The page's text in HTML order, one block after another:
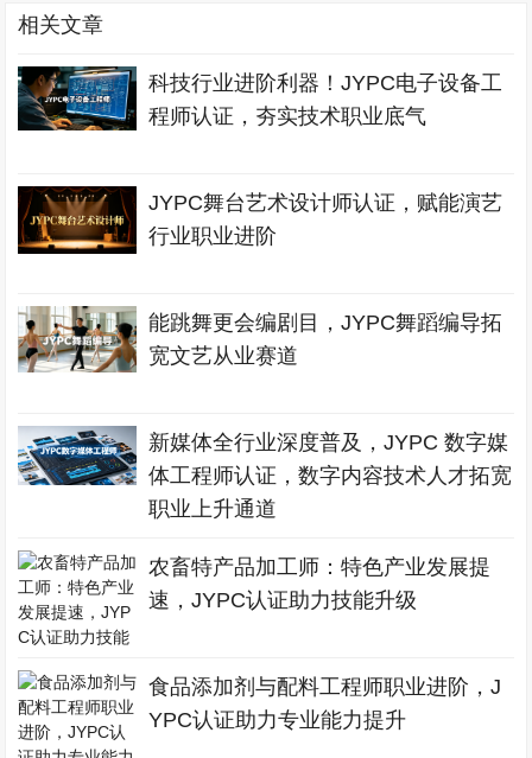
相关文章
科技行业进阶利器！JYPC电子设备工
程师认证，夯实技术职业底气
JYPC舞台艺术设计师认证，赋能演艺
行业职业进阶
能跳舞更会编剧目，JYPC舞蹈编导拓
宽文艺从业赛道
新媒体全行业深度普及，JYPC 数字媒
体工程师认证，数字内容技术人才拓宽
职业上升通道
农畜特产品加工师：特色产业发展提
速，JYPC认证助力技能升级
食品添加剂与配料工程师职业进阶，J
YPC认证助力专业能力提升